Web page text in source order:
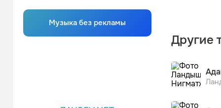
Музыка без рекламы
Другие